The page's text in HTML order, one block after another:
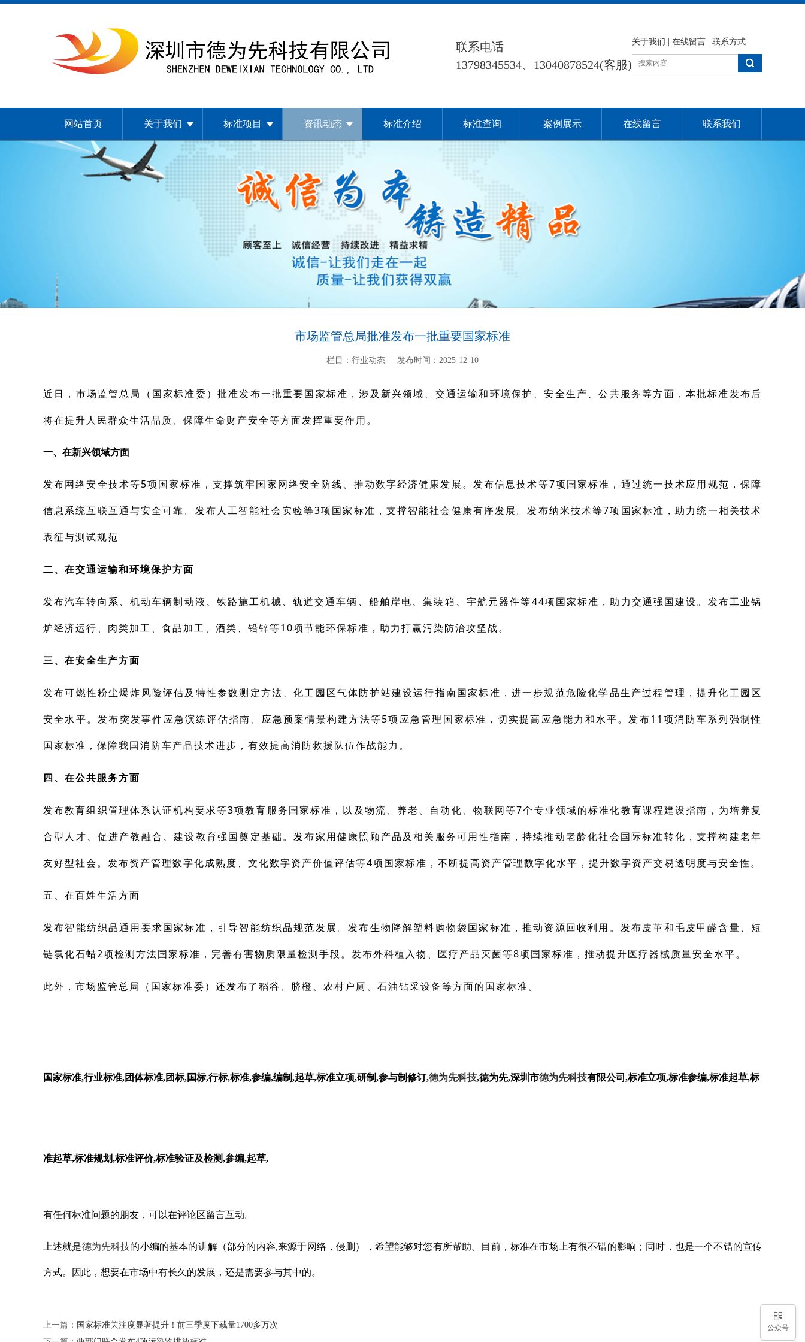
联系电话
13798345534、13040878524(客服)
关于我们 在线留言 联系方式
网站首页 关于我们 标准项目 资讯动态 标准介绍 标准查询 案例展示 在线留言 联系我们
市场监管总局批准发布一批重要国家标准
栏目：行业动态 发布时间：2025-12-10
近日，市场监管总局（国家标准委）批准发布一批重要国家标准，涉及新兴领域、交通运输和环境保护、安全生产、公共服务等方面，本批标准发布后
将在提升人民群众生活品质、保障生命财产安全等方面发挥重要作用。
一、 在新兴领域方面
发布网络安全技术等5项国家标准，支撑筑牢国家网络安全防线、推动数字经济健康发展。发布信息技术等7项国家标准，通过统一技术应用规范，保障
信息系统互联互通与安全可靠。发布人工智能社会实验等3项国家标准，支撑智能社会健康有序发展。发布纳米技术等7项国家标准，助力统一相关技术
表征与测试规范
二、 在交通运输和环境保护方面
发布汽车转向系、机动车辆制动液、铁路施工机械、轨道交通车辆、船舶岸电、集装箱、宇航元器件等44项国家标准，助力交通强国建设。发布工业锅
炉经济运行、肉类加工、食品加工、酒类、铅锌等10项节能环保标准，助力打赢污染防治攻坚战。
三、 在安全生产方面
发布可燃性粉尘爆炸风险评估及特性参数测定方法、化工园区气体防护站建设运行指南国家标准，进一步规范危险化学品生产过程管理，提升化工园区
安全水平。发布突发事件应急演练评估指南、应急预案情景构建方法等5项应急管理国家标准，切实提高应急能力和水平。发布11项消防车系列强制性
国家标准，保障我国消防车产品技术进步，有效提高消防救援队伍作战能力。
四、 在公共服务方面
发布教育组织管理体系认证机构要求等3项教育服务国家标准，以及物流、养老、自动化、物联网等7个专业领域的标准化教育课程建设指南，为培养复
合型人才、促进产教融合、建设教育强国奠定基础。发布家用健康照顾产品及相关服务可用性指南，持续推动老龄化社会国际标准转化，支撑构建老年
友好型社会。发布资产管理数字化成熟度、文化数字资产价值评估等4项国家标准，不断提高资产管理数字化水平，提升数字资产交易透明度与安全性。
五、 在百姓生活方面
发布智能纺织品通用要求国家标准，引导智能纺织品规范发展。发布生物降解塑料购物袋国家标准，推动资源回收利用。发布皮革和毛皮甲醛含量、短
链氯化石蜡2项检测方法国家标准，完善有害物质限量检测手段。发布外科植入物、医疗产品灭菌等8项国家标准，推动提升医疗器械质量安全水平。
此外，市场监管总局（国家标准委）还发布了稻谷、脐橙、农村户厕、石油钻采设备等方面的国家标准。
国家标准,行业标准,团体标准,团标,国标,行标,标准,参编,编制,起草,标准立项,研制,参与制修订,德为先科技,德为先,深圳市德为先科技有限公司,标准立项,标准参编,标准起草,标
准起草,标准规划,标准评价,标准验证及检测,参编,起草,
有任何标准问题的朋友，可以在评论区留言互动。
上述就是德为先科技的小编的基本的讲解（部分的内容,来源于网络，侵删），希望能够对您有所帮助。目前，标准在市场上有很不错的影响；同时，也是一个不错的宣传
方式。因此，想要在市场中有长久的发展，还是需要参与其中的。
上一篇： 国家标准关注度显著提升！前三季度下载量1700多万次
公众号